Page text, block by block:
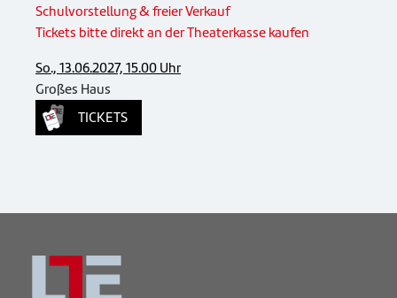
Schulvorstellung & freier Verkauf
Tickets bitte direkt an der Theaterkasse kaufen
So., 13.06.2027, 15.00 Uhr
Großes Haus
TICKETS